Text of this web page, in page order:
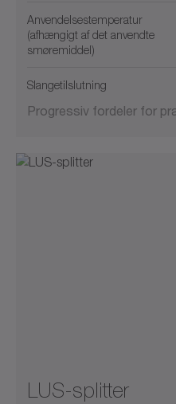
Anvendelsestemperatur
(afhængigt af det anvendte
smøremiddel)
Slangetilslutning
Progressiv fordeler for
LUS-splitter